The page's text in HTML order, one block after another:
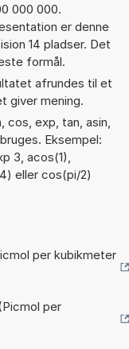
000 000.
er denne
14 pladser. Det
formål.
afrundes til et
giver mening.
exp, tan, asin,
Eksempel:
3, acos(1),
eller cos(pi/2)
per kubikmeter
per